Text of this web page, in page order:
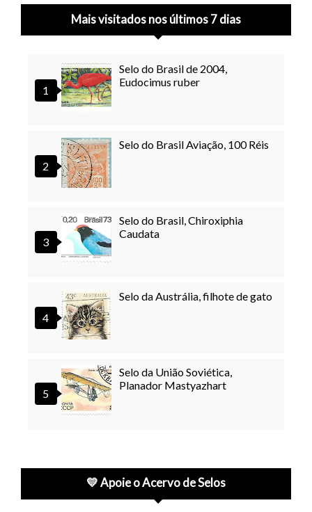
Mais visitados nos últimos 7 dias
Selo do Brasil de 2004,
Eudocimus ruber
Selo do Brasil Aviação, 100 Réis
Selo do Brasil, Chiroxiphia
Caudata
Selo da Austrália, filhote de gato
Selo da União Soviética,
Planador Mastyazhart
💛 Apoie o Acervo de Selos